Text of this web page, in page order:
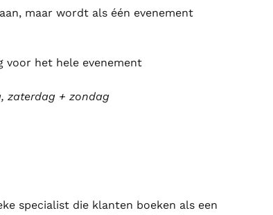
maar wordt als één evenement
voor het hele evenement
zaterdag + zondag
specialist die klanten boeken als een